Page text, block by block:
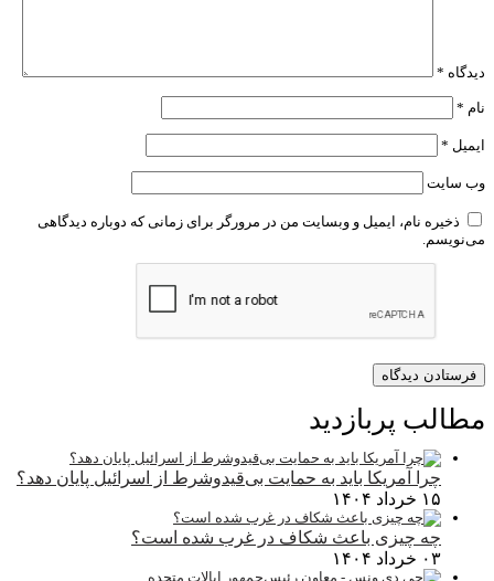
دیدگاه *
نام *
ایمیل *
وب‌ سایت
ذخیره نام، ایمیل و وبسایت من در مرورگر برای زمانی که دوباره دیدگاهی
می‌نویسم.
مطالب پربازدید
چرا آمریکا باید به حمایت بی‌قیدوشرط از اسرائیل پایان دهد؟
۱۵ خرداد ۱۴۰۴
چه چیزی باعث شکاف در غرب شده است؟
۰۳ خرداد ۱۴۰۴